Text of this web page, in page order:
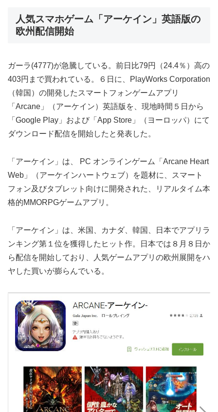
人気スマホゲーム「アーケイン」英語版の
欧州配信開始
ガーラ(4777)が急騰している。前日比79円（24.4％）高の
403円まで買われている。６日に、PlayWorks Corporation
（韓国）の開発したスマートフォンゲームアプリ
「Arcane」（アーケイン）英語版を、現地時間５日から
「Google Play」および「App Store」（ヨーロッパ）にて
ダウンロード配信を開始したと発表した。
「アーケイン」は、 PC オンラインゲーム「Arcane Heart
Web」（アーケインハートウェブ）を題材に、スマート
フォン及びタブレット向けに開発された、リアルタイム本
格的MMORPGゲームアプリ。
「アーケイン」は、米国、カナダ、韓国、日本でアプリラ
ンキング第１位を獲得したヒット作。日本では８月８日か
ら配信を開始しており、人気ゲームアプリの欧州展開をハ
ヤした買いが膨らんでいる。